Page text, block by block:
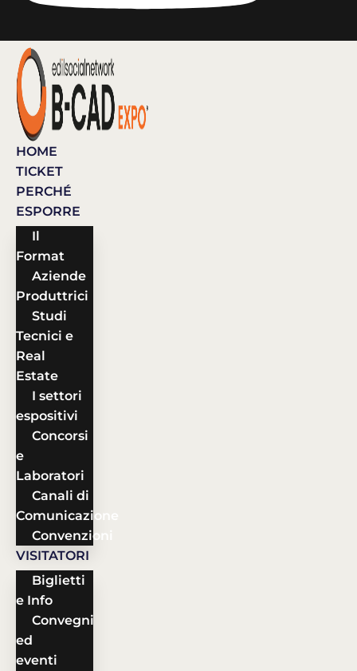
HOME
TICKET
PERCHÉ
ESPORRE
Il
Format
Aziende
Produttrici
Studi
Tecnici e
Real
Estate
I settori
espositivi
Concorsi
e
Laboratori
Canali di
Comunicazione
Convenzioni
VISITATORI
Biglietti
e Info
Convegni
ed
eventi